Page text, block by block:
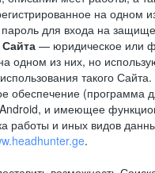
на одном
для входа на
— юридическое или
одном из них, но
такого Сайта.
обеспечение (программа
и имеющее
работы и иных видов
.